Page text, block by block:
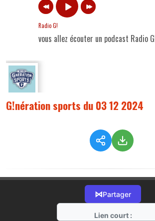
Radio G!
vous allez écouter un podcast Radio
G!nération sports du 03 12 2024
⋈Partager
Lien court :